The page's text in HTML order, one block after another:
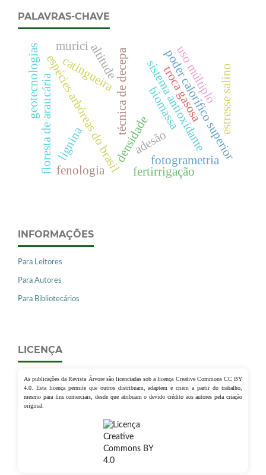
PALAVRAS-CHAVE
biomassa
densidadesistema antioxidante
troca gasosa
espécies arbóreas do brasil
técnica de decepa
lignina poder calorífico superior
estresse salino
catingueira
altitude
fotogrametria
fertirrigação
geotecnologiasfloresta de araucária fenologia
murici
adesão
uso múltiplo
INFORMAÇÕES
Para Leitores
Para Autores
Para Bibliotecários
LICENÇA
As publicações da Revista Árvore são licenciadas sob a licença Creative Commons CC BY
4.0. Esta licença permite que outros distribuam, adaptem e criem a partir do trabalho,
mesmo para fins comerciais, desde que atribuam o devido crédito aos autores pela criação
original.